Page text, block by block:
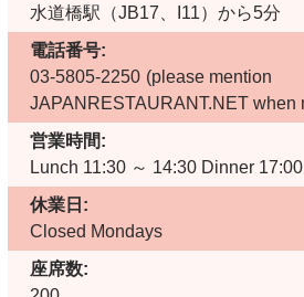
水道橋駅（JB17、I11）から5分
電話番号:
03-5805-2250 (please mention
JAPANRESTAURANT.NET when
営業時間:
Lunch 11:30 ～ 14:30 Dinner
休業日:
Closed Mondays
座席数: